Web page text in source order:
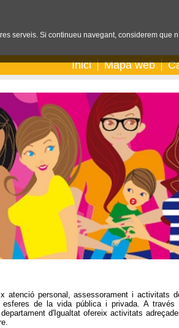
Inici Mapa web
atenció personal, assessorament i activitats
de la vida pública i privada. A través
d'Igualtat ofereix activitats
serveis. Si continueu navegant, considerem que